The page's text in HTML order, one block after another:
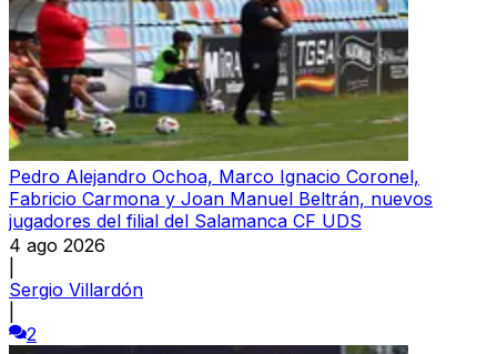
Pedro Alejandro Ochoa, Marco Ignacio Coronel,
Fabricio Carmona y Joan Manuel Beltrán, nuevos
jugadores del filial del Salamanca CF UDS
4 ago 2026
Sergio Villardón
2